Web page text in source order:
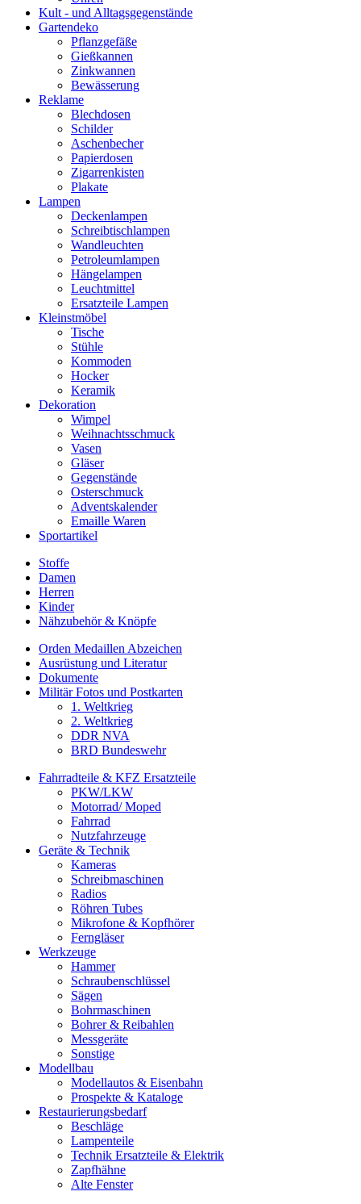
Kult - und Alltagsgegenstände
Gartendeko
Pflanzgefäße
Gießkannen
Zinkwannen
Bewässerung
Reklame
Blechdosen
Schilder
Aschenbecher
Papierdosen
Zigarrenkisten
Plakate
Lampen
Deckenlampen
Schreibtischlampen
Wandleuchten
Petroleumlampen
Hängelampen
Leuchtmittel
Ersatzteile Lampen
Kleinstmöbel
Tische
Stühle
Kommoden
Hocker
Keramik
Dekoration
Wimpel
Weihnachtsschmuck
Vasen
Gläser
Gegenstände
Osterschmuck
Adventskalender
Emaille Waren
Sportartikel
Stoffe
Damen
Herren
Kinder
Nähzubehör & Knöpfe
Orden Medaillen Abzeichen
Ausrüstung und Literatur
Dokumente
Militär Fotos und Postkarten
1. Weltkrieg
2. Weltkrieg
DDR NVA
BRD Bundeswehr
Fahrradteile & KFZ Ersatzteile
PKW/LKW
Motorrad/ Moped
Fahrrad
Nutzfahrzeuge
Geräte & Technik
Kameras
Schreibmaschinen
Radios
Röhren Tubes
Mikrofone & Kopfhörer
Ferngläser
Werkzeuge
Hammer
Schraubenschlüssel
Sägen
Bohrmaschinen
Bohrer & Reibahlen
Messgeräte
Sonstige
Modellbau
Modellautos & Eisenbahn
Prospekte & Kataloge
Restaurierungsbedarf
Beschläge
Lampenteile
Technik Ersatzteile & Elektrik
Zapfhähne
Alte Fenster